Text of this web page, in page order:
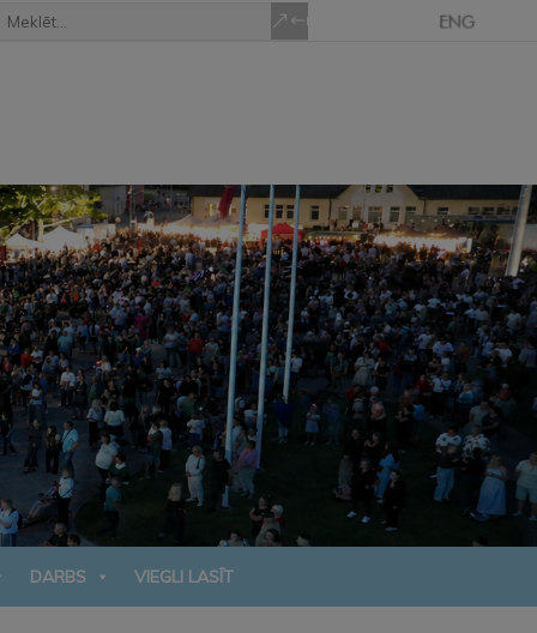
DARBS VIEGLI LASĪT